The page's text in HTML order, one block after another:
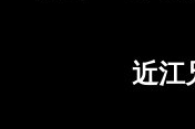
近江